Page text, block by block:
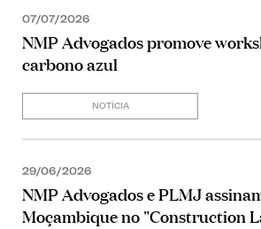
07/07/2026
NMP Advogados promove
carbono azul
NOTÍCIA
29/06/2026
NMP Advogados e PLMJ
Moçambique no "Construction